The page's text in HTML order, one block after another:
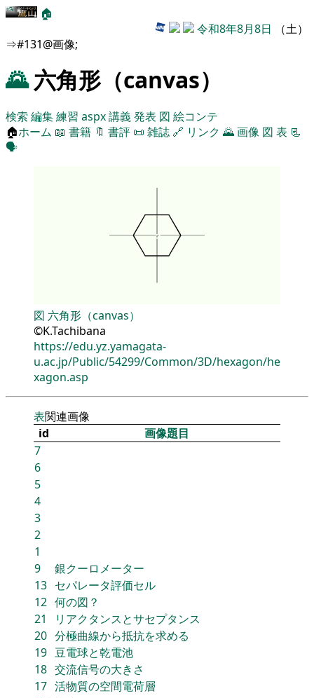
🏠
令和8年8月8日 （土）
⇒#131@画像;
🌄六角形（canvas）
検索 編集練習 aspx講義発表 図 絵コンテ
🏠ホーム 📖 書籍 🔖 書評 📜 雑誌 🔗 リンク 🌄画像 図 表 📃
🗣️
図 六角形（canvas）
©K.Tachibana
https://edu.yz.yamagata-
u.ac.jp/Public/54299/Common/3D/hexagon/he
xagon.asp
表関連画像
id
画像題目
7
6
5
4
3
2
1
9
銀クーロメーター
13 セパレータ評価セル
12 何の図？
21
リアクタンスとサセプタンス
20 分極曲線から抵抗を求める
19 豆電球と乾電池
18 交流信号の大きさ
17 活物質の空間電荷層